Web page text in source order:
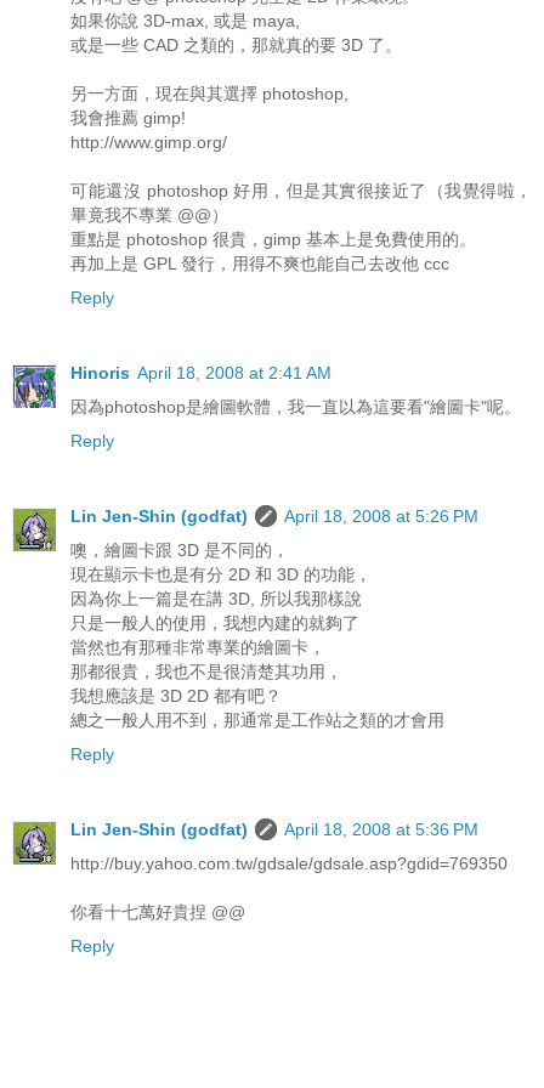
如果你說 3D-max, 或是 maya,
或是一些 CAD 之類的，那就真的要 3D 了。
另一方面，現在與其選擇 photoshop,
我會推薦 gimp!
http://www.gimp.org/
可能還沒 photoshop 好用，但是其實很接近了（我覺得啦，
畢竟我不專業 @@）
重點是 photoshop 很貴，gimp 基本上是免費使用的。
再加上是 GPL 發行，用得不爽也能自己去改他 ccc
Reply
Hinoris April 18, 2008 at 2:41 AM
因為photoshop是繪圖軟體，我一直以為這要看"繪圖卡"呢。
Reply
Lin Jen-Shin (godfat)
April 18, 2008 at 5:26 PM
噢，繪圖卡跟 3D 是不同的，
現在顯示卡也是有分 2D 和 3D 的功能，
因為你上一篇是在講 3D, 所以我那樣說
只是一般人的使用，我想內建的就夠了
當然也有那種非常專業的繪圖卡，
那都很貴，我也不是很清楚其功用，
我想應該是 3D 2D 都有吧？
總之一般人用不到，那通常是工作站之類的才會用
Reply
Lin Jen-Shin (godfat)
April 18, 2008 at 5:36 PM
http://buy.yahoo.com.tw/gdsale/gdsale.asp?gdid=769350
你看十七萬好貴捏 @@
Reply